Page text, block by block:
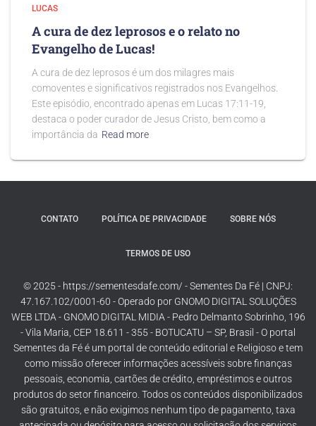
LUCAS
A cura de dez leprosos e o relato no
Evangelho de Lucas!
A cura de dez leprosos é um dos milagres mais
comoventes e significativos registrados nos Evangelhos.
Este episódio, encontrado apenas em Lucas 17:11-19,
destaca o poder curador de Jesus Cristo, bem como a
importância da Read more
CONTATO POLÍTICA DE PRIVACIDADE SOBRE NÓS
TERMOS DE USO
© 2025 - https://sementesdafe.com/ - Sementes Da Fé | CNPJ:
47.167.102/0001-60 - Operado por GNOMO DIGITAL SOLUÇÕES
WEB LTDA - GNOMO DIGITAL MIDIA - Pedro Delmanto Sobrinho, 196
- Vila Maria, CEP 18.611 - 355 - BOTUCATU – SP, Brasil - O portal
Sementes da Fé é um portal de conteúdo editorial e Religioso e tem
como missão oferecer informações acessíveis sobre finanças
pessoais, economia, cartões de crédito, empréstimos e outros
produtos do setor financeiro. Todos os conteúdos disponibilizados
são gratuitos, e não exigimos nenhum tipo de pagamento, taxa